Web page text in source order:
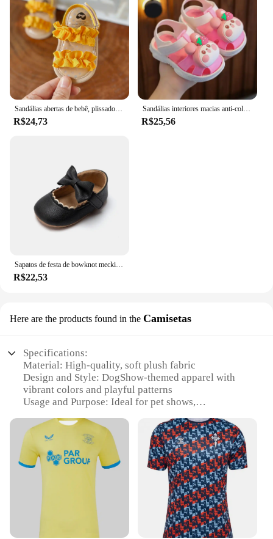
Sandálias abertas de bebê, plissado, bowknot, sola macia premium, antiderrapante, respirável, verão, ao ar livre, sapatos de primeiro andador
R$24,73
Sandálias interiores macias anti-colisão, sapatos de bebê, cabeça de saco, antiderrapante, desenhos animados super fofos, desgaste ao ar livre, novo, 2023
R$25,56
Sapatos de festa de bowknot meckior para bebês, primeiro andador, antiderrapante, sola de borracha, bebês, berço, novo, 2024
R$22,53
Here are the products found in the Camisetas
Specifications:
Material: High-quality, soft plush fabric
Design and Style: DogShow-themed apparel with
vibrant colors and playful patterns
Usage and Purpose: Ideal for pet shows,
Performance and Property: Durable and comfortable
for extended wear
Parts and Accessories: Includes matching sets for a
coordinated look
Applicable People: Designed for pet owners and
enthusiasts looking to showcase their furry
companions
Features:
**Unmatched Comfort and Style**